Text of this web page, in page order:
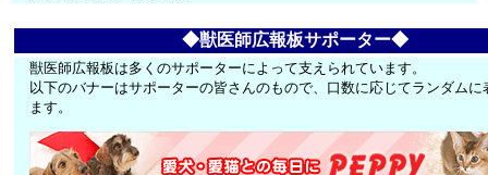
◆獣医師広報板サポーター◆
獣医師広報板は多くのサポーターによって支えられています。
以下のバナーはサポーターの皆さんのもので、口数に応じてランダムに
ます。